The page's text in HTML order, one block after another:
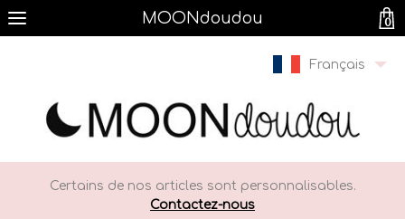
MOONdoudou
Français
Certains de nos articles sont personnalisables.
Contactez-nous
0